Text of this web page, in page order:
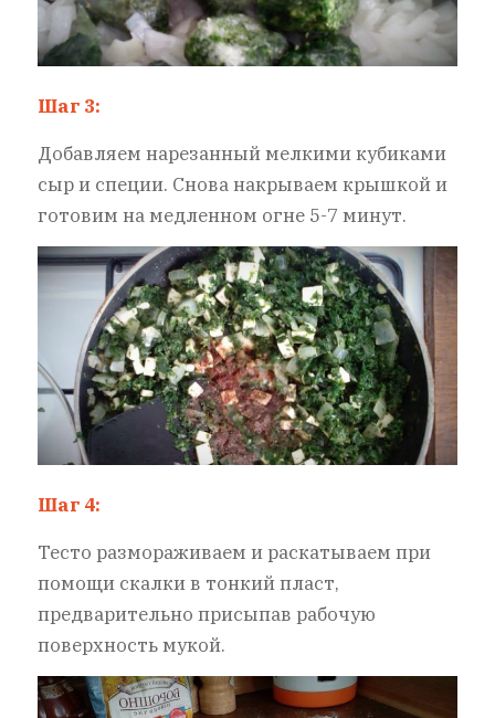
Шаг 3:
Добавляем нарезанный мелкими кубиками
сыр и специи. Снова накрываем крышкой и
готовим на медленном огне 5-7 минут.
Шаг 4:
Тесто размораживаем и раскатываем при
помощи скалки в тонкий пласт,
предварительно присыпав рабочую
поверхность мукой.